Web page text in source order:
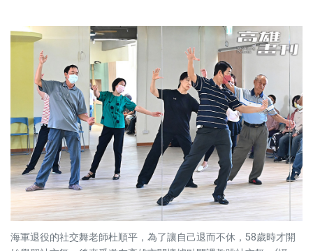
海軍退役的社交舞老師杜順平，為了讓自己退而不休，58歲時才開